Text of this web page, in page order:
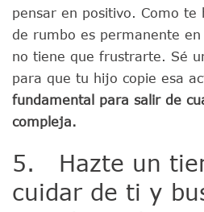
pensar en positivo. Como te
de rumbo es permanente
no tiene que frustrarte. Sé
para que tu hijo copie esa
fundamental para salir de
compleja.
5. Hazte un
cuidar de ti y